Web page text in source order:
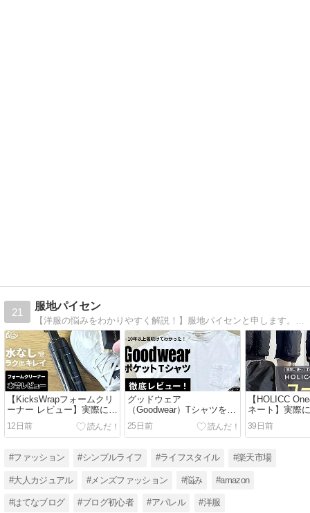
21
服地パイセン
【KicksWrapフォームクリ
ーナー レビュー】実際に使
った本音評価｜汚れは落ち
る？メリット・デメリット
を徹底解説
12日前
グッドウェア
（Goodwear）Tシャツをレ
ビュー｜実際に着て感じた
メリット・デメリットを本
音で紹介
25日前
【HOLICC
ネート】実際
かった相性の
39日前
#ファッション #シンプルライフ #ライフスタイル #楽天市場
#大人カジュアル #メンズファッション #悩み #amazon
#はてなブログ #ブログ初心者 #アパレル #洋服